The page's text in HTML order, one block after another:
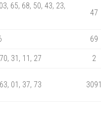
65, 68, 50, 43, 23,
47
69
31, 11, 27 2
01, 37, 73 3091